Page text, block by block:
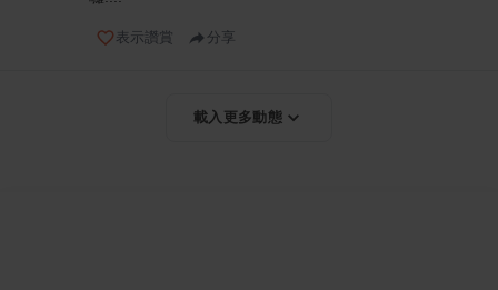
表示讚賞 分享
載入更多動態